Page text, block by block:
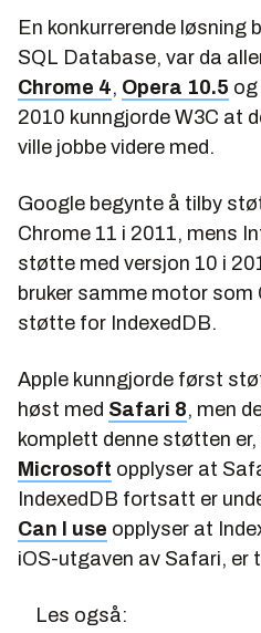
En konkurrerende løsning
SQL Database, var da
Chrome 4, Opera 10.5 og
2010 kunngjorde W3C at
ville jobbe videre med.
Google begynte å tilby
Chrome 11 i 2011, mens
støtte med versjon 10 i
bruker samme motor som
støtte for IndexedDB.
Apple kunngjorde først
høst med Safari 8, men
komplett denne støtten
Microsoft opplyser at
IndexedDB fortsatt er
Can I use opplyser at
iOS-utgaven av Safari, er
Les også: